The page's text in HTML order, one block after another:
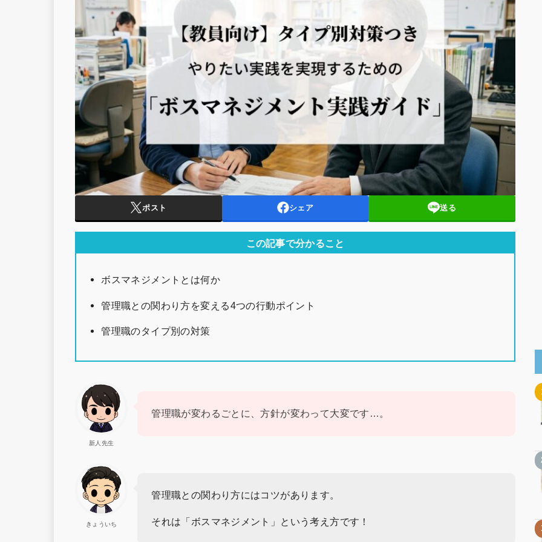
ポスト シェア 送る
この記事で分かること
ボスマネジメントとは何か
管理職との関わり方を変える4つの行動ポイント
管理職のタイプ別の対策
新人先生
管理職が変わるごとに、方針が変わって大変です…。
きょういち
管理職との関わり方にはコツがあります。
それは「ボスマネジメント」という考え方です！